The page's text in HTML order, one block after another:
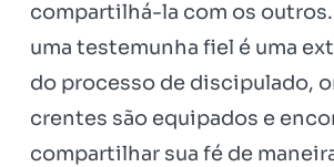
compartilhá-la com os
uma testemunha fiel é uma
do processo de discipulado,
crentes são equipados e
compartilhar sua fé de